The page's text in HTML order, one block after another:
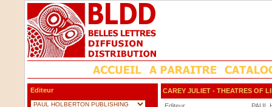
Editeur CAREY JULIET - THEATRES OF